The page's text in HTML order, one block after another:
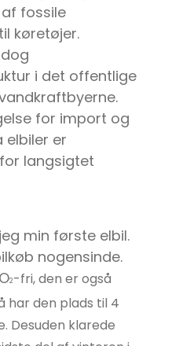
fossile
køretøjer.
i det offentlige
for import og
er
langsigtet
min første elbil.
nogensinde.
2-fri, den er også
har den plads til 4
Desuden klarede